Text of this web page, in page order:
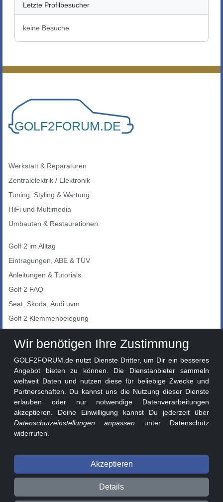
Letzte Profilbesucher
keine Besuche
Werkstatt & Reparaturen
Zentralelektrik / Elektronik
Tuning, Styling & Wartung
HiFi und Multimedia
Umbauten & Restaurationen
Golf 2 im Alltag
Eintragungen, ABE & TÜV
Anleitungen & Tutorials
Golf 2 FAQ
Seat, Skoda, Audi uvm
Golf 2 Klemmenbelegung
Auto-Showroom
Golf 2 Lackcodes
Sonderversionen
Sonstige Marken
© 2026 GOLF2FORUM - Volkswagen Golf II Forum seit 2010 ❤️
Beitragsregeln Datenschutz Impressum
Wir benötigen Ihre Zustimmung
GOLF2FORUM.de nutzt Dienste Dritter, um Dir ein besseres
Angebot bieten zu können. Die Dienstanbieter sammeln
weltweit Daten und nutzen diese für beliebige Zwecke und
Partnerschaften. Du kannst uns die Nutzung dieser Dienste
erlauben oder nur notwendige Datenverarbeitungen
akzeptieren. Deine Einwilligung kannst Du jederzeit über
Datenschutzeinstellungen anpassen unter Datenschutz
widerrufen.
Akzeptieren
Details